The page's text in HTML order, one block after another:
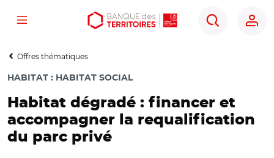
Aller
contenu
Aller
menu
Ouvrir
outils
Menu
Rechercher
Offres thématiques
Habitat dégradé : financer et
accompagner la requalification
du parc privé
HABITAT : HABITAT SOCIAL